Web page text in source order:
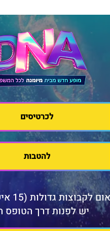
לכרטיסים
להטבות
(15 איש ומעלה), חברות וארגונים
יש לפנות דרך הטופס